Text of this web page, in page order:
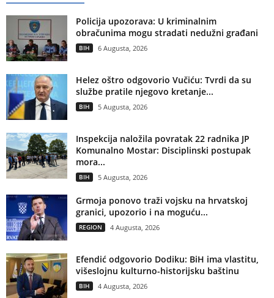
Policija upozorava: U kriminalnim
obračunima mogu stradati nedužni građani
BIH 6 Augusta, 2026
Helez oštro odgovorio Vučiću: Tvrdi da su
službe pratile njegovo kretanje...
BIH 5 Augusta, 2026
Inspekcija naložila povratak 22 radnika JP
Komunalno Mostar: Disciplinski postupak
mora...
BIH 5 Augusta, 2026
Grmoja ponovo traži vojsku na hrvatskoj
granici, upozorio i na moguću...
REGION 4 Augusta, 2026
Efendić odgovorio Dodiku: BiH ima vlastitu,
višeslojnu kulturno-historijsku baštinu
BIH 4 Augusta, 2026